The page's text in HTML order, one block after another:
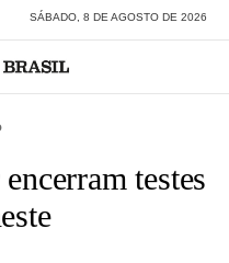
SÁBADO, 8 DE AGOSTO DE 2026
testes